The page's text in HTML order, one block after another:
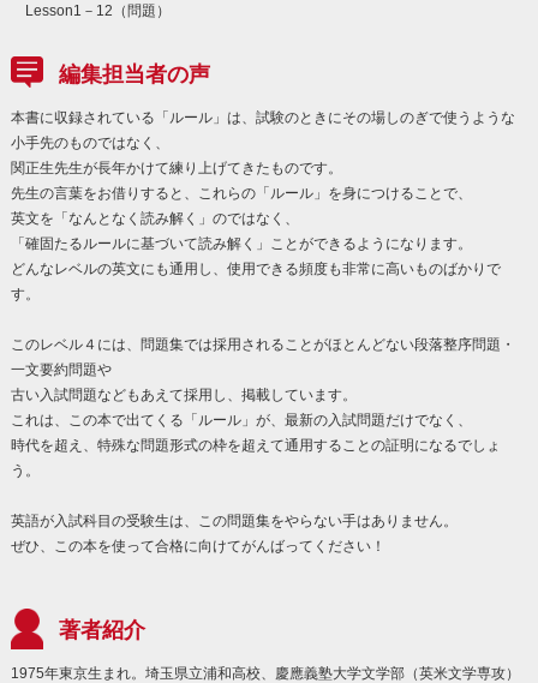
Lesson1－12（問題）
編集担当者の声
本書に収録されている「ルール」は、試験のときにその場しのぎで使うような
小手先のものではなく、
関正生先生が長年かけて練り上げてきたものです。
先生の言葉をお借りすると、これらの「ルール」を身につけることで、
英文を「なんとなく読み解く」のではなく、
「確固たるルールに基づいて読み解く」ことができるようになります。
どんなレベルの英文にも通用し、使用できる頻度も非常に高いものばかりで
す。
このレベル４には、問題集では採用されることがほとんどない段落整序問題・
一文要約問題や
古い入試問題などもあえて採用し、掲載しています。
これは、この本で出てくる「ルール」が、最新の入試問題だけでなく、
時代を超え、特殊な問題形式の枠を超えて通用することの証明になるでしょ
う。
英語が入試科目の受験生は、この問題集をやらない手はありません。
ぜひ、この本を使って合格に向けてがんばってください！
著者紹介
1975年東京生まれ。埼玉県立浦和高校、慶應義塾大学文学部（英米文学専攻）